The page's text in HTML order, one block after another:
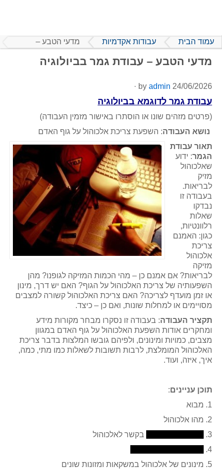
עמוד הבית עבודות אקדמיות
מדעי הטבע –
עבודת גמר
בביולוגיה
מדעי הטבע – עבודת גמר בביולוגיה
24/06/2026
admin
·
עבודת גמר לדוגמא בביולוגיה
(פרטים מזהים שונו או הוסתרו באישור מזמין העבודה)
נושא העבודה: השפעת צריכת אלכוהול על גוף האדם
תאור עבודת
הגמר: ידוע
שאלכוהול
מזיק
לבריאות.
בעבודה זו
נבדקו
שאלות
רלוונטיות,
כגון: האמנם
צריכת
אלכוהול
מזיקה
לבריאות? אם אמנם כן – מהי הכמות המזיקה לגופנו? מהן
השפעותיה של צריכת האלכוהול על הגוף? האם יש דרך, מינון
או זמן מועדף לצריכה? האם צריכת האלכוהול קשורה למצבים
מסויימים או למחלות שונות, ואם כן – כיצד.
תקציר העבודה: בעבודה זו נסקרו מבחר מקורות מידע
ומחקרים אודות השפעת האלכוהול על גוף האדם במגוון
מצבים, כמויות ומינונים, ולפיהם גובשו המלצות בדבר צריכת
האלכוהול המומלצת, לרבות תשובות לשאלות כמו מתי, כמה,
איך, איזה, ועוד.
תוכן עניינים:
1. מבוא
2. מהו אלכוהול
3.
בקשר לאלכוהול
4.
5. מינונים של אלכוהול במשקאות ומזונות שונים